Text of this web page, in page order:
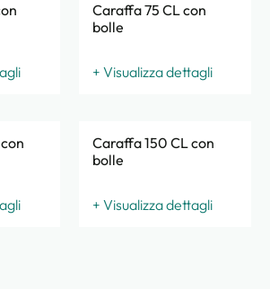
Caraffa 75 CL con
bolle
+ Visualizza dettagli
Caraffa 150 CL con
bolle
+ Visualizza dettagli